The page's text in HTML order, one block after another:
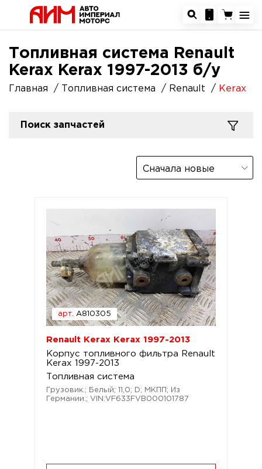
Топливная система Renault
Kerax Kerax 1997-2013 б/у
Главная Топливная система Renault Kerax
Поиск запчастей
Сначала новые
арт. A810305
Renault Kerax Kerax 1997-2013
Корпус топливного фильтра Renault
Kerax 1997-2013
Топливная система
Грузовик.; Белый; 11,0; D; МКПП; Из
Германии.; VIN:VF633FVB000101787